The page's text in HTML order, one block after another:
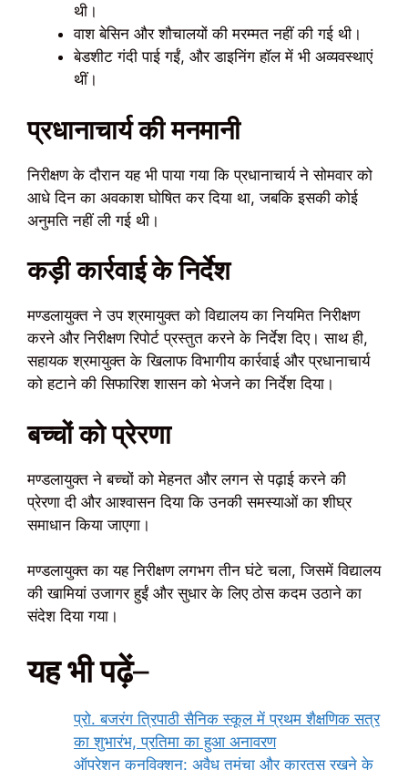
थी।
वाश बेसिन और शौचालयों की मरम्मत नहीं की गई थी।
बेडशीट गंदी पाई गईं, और डाइनिंग हॉल में भी अव्यवस्थाएं
थीं।
प्रधानाचार्य की मनमानी
निरीक्षण के दौरान यह भी पाया गया कि प्रधानाचार्य ने सोमवार को
आधे दिन का अवकाश घोषित कर दिया था, जबकि इसकी कोई
अनुमति नहीं ली गई थी।
कड़ी कार्रवाई के निर्देश
मण्डलायुक्त ने उप श्रमायुक्त को विद्यालय का नियमित निरीक्षण
करने और निरीक्षण रिपोर्ट प्रस्तुत करने के निर्देश दिए। साथ ही,
सहायक श्रमायुक्त के खिलाफ विभागीय कार्रवाई और प्रधानाचार्य
को हटाने की सिफारिश शासन को भेजने का निर्देश दिया।
बच्चों को प्रेरणा
मण्डलायुक्त ने बच्चों को मेहनत और लगन से पढ़ाई करने की
प्रेरणा दी और आश्वासन दिया कि उनकी समस्याओं का शीघ्र
समाधान किया जाएगा।
मण्डलायुक्त का यह निरीक्षण लगभग तीन घंटे चला, जिसमें विद्यालय
की खामियां उजागर हुईं और सुधार के लिए ठोस कदम उठाने का
संदेश दिया गया।
यह भी पढ़ें–
प्रो. बजरंग त्रिपाठी सैनिक स्कूल में प्रथम शैक्षणिक सत्र
का शुभारंभ, प्रतिमा का हुआ अनावरण
ऑपरेशन कनविक्शन: अवैध तमंचा और कारतूस रखने के